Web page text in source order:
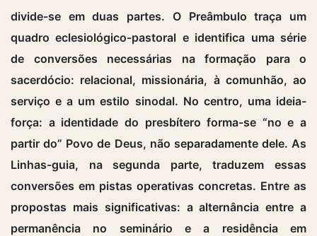
divide-se em duas partes. O Preâmbulo traça um
quadro eclesiológico-pastoral e identifica uma série
de conversões necessárias na formação para o
sacerdócio: relacional, missionária, à comunhão, ao
serviço e a um estilo sinodal. No centro, uma ideia-
força: a identidade do presbítero forma-se “no e a
partir do” Povo de Deus, não separadamente dele. As
Linhas-guia, na segunda parte, traduzem essas
conversões em pistas operativas concretas. Entre as
propostas mais significativas: a alternância entre a
permanência no seminário e a residência em